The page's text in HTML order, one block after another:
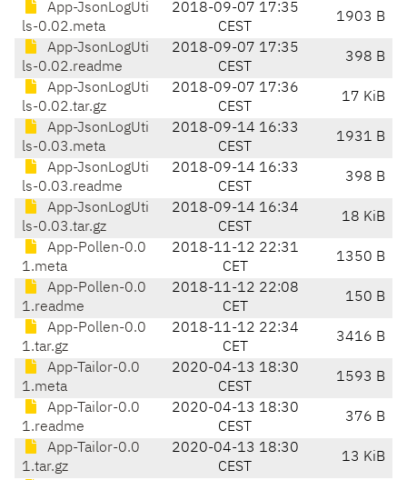
App-JsonLogUti
ls-0.02.meta
2018-09-07 17:35
CEST
1903 B
App-JsonLogUti
ls-0.02.readme
2018-09-07 17:35
CEST
398 B
App-JsonLogUti
ls-0.02.tar.gz
2018-09-07 17:36
CEST
17 KiB
App-JsonLogUti
ls-0.03.meta
2018-09-14 16:33
CEST
1931 B
App-JsonLogUti
ls-0.03.readme
2018-09-14 16:33
CEST
398 B
App-JsonLogUti
ls-0.03.tar.gz
2018-09-14 16:34
CEST
18 KiB
App-Pollen-0.0
1.meta
2018-11-12 22:31
CET
1350 B
App-Pollen-0.0
1.readme
2018-11-12 22:08
CET
150 B
App-Pollen-0.0
1.tar.gz
2018-11-12 22:34
CET
3416 B
App-Tailor-0.0
1.meta
2020-04-13 18:30
CEST
1593 B
App-Tailor-0.0
1.readme
2020-04-13 18:30
CEST
376 B
App-Tailor-0.0
1.tar.gz
2020-04-13 18:30
CEST
13 KiB